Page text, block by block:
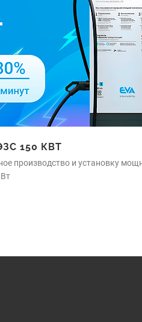
150 КВТ
производство и установку